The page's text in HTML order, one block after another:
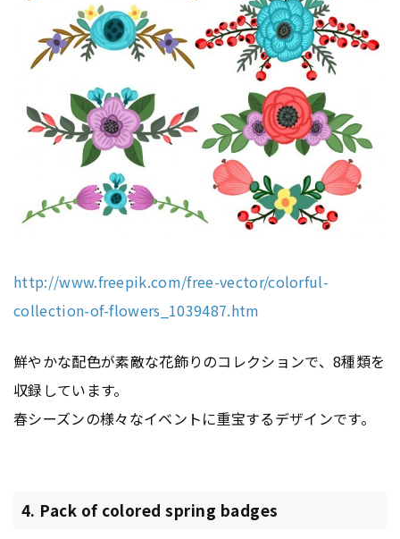
http://www.freepik.com/free-vector/colorful-
collection-of-flowers_1039487.htm
鮮やかな配色が素敵な花飾りのコレクションで、8種類を
収録しています。
春シーズンの様々なイベントに重宝するデザインです。
4. Pack of colored spring badges